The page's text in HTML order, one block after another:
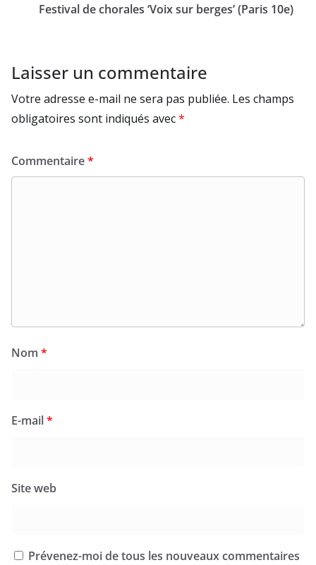
Festival de chorales ‘Voix sur berges’ (Paris 10e)
Laisser un commentaire
Votre adresse e-mail ne sera pas publiée. Les champs
obligatoires sont indiqués avec*
Commentaire*
Nom *
E-mail*
Site web
Prévenez-moi de tous les nouveaux commentaires